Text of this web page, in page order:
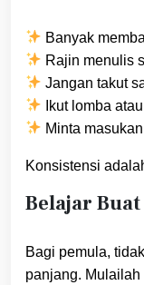
Banyak
Rajin menulis
Jangan takut
Ikut lomba
Minta
Konsistensi
Belajar
Bagi pemula,
panjang. Mulailah